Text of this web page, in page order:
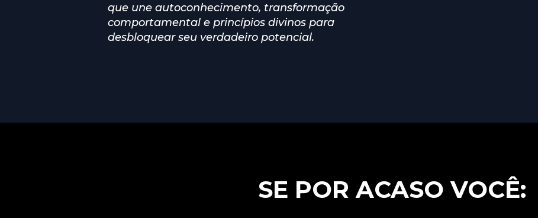
que une autoconhecimento, transformação
comportamental e princípios divinos para
desbloquear seu verdadeiro potencial.
SE POR ACASO VOCÊ: